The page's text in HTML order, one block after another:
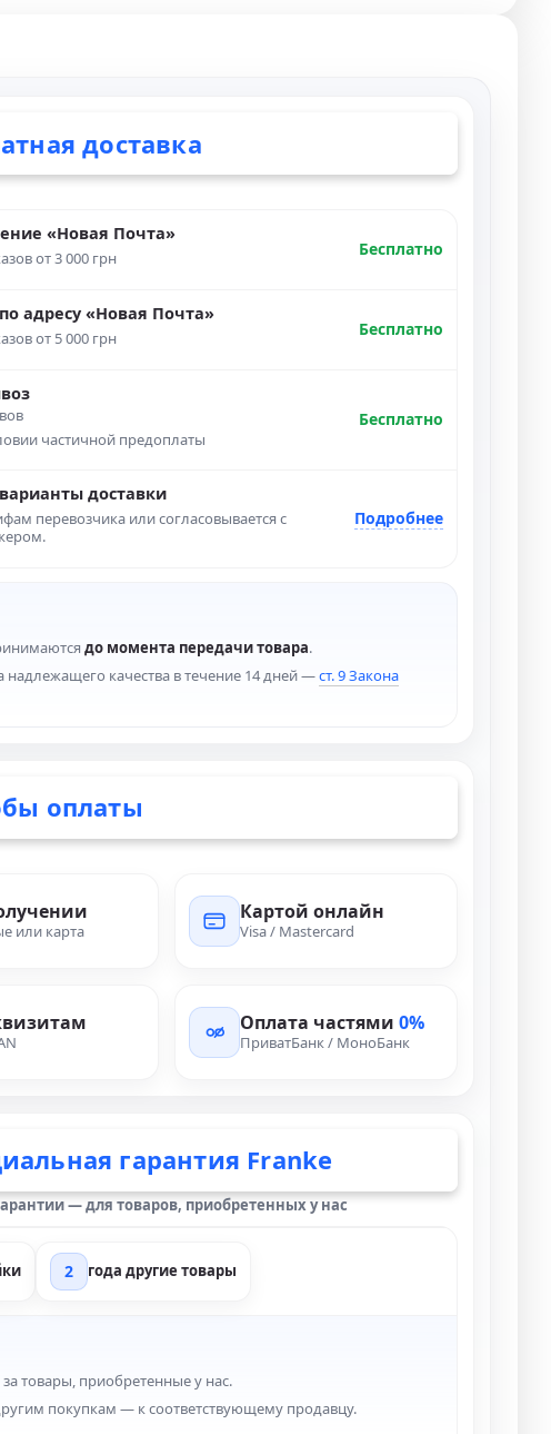
доставка
«Новая Почта»
от 3 000 грн Бесплатно
адресу «Новая Почта»
от 5 000 грн Бесплатно
частичной предоплаты
Бесплатно
доставки
перевозчика или согласовывается с
Подробнее
до момента передачи товара.
надлежащего качества в течение 14 дней —ст. 9 Закона
оплаты
или карта
Картой онлайн
Visa / Mastercard
Оплата частями 0%
ПриватБанк / МоноБанк
гарантия Franke
— для товаров, приобретенных у нас
2 года другие товары
товары, приобретенные у нас.
покупкам — к соответствующему продавцу.